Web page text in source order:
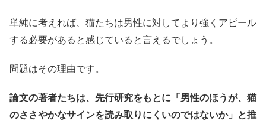
単純に考えれば、猫たちは男性に対してより強くアピール
する必要があると感じていると言えるでしょう。
問題はその理由です。
論文の著者たちは、先行研究をもとに「男性のほうが、猫
のささやかなサインを読み取りにくいのではないか」と推